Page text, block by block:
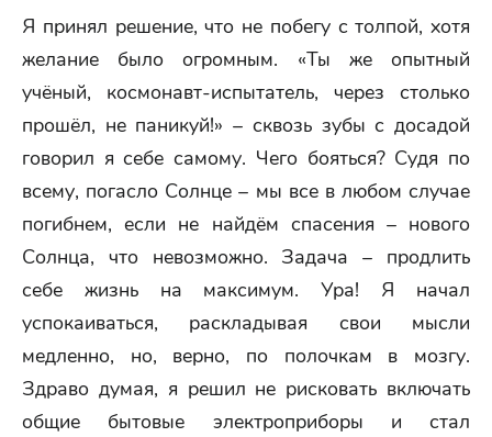
Я принял решение, что не побегу с толпой, хотя
желание было огромным. «Ты же опытный
учёный, космонавт-испытатель, через столько
прошёл, не паникуй!» – сквозь зубы с досадой
говорил я себе самому. Чего бояться? Судя по
всему, погасло Солнце – мы все в любом случае
погибнем, если не найдём спасения – нового
Солнца, что невозможно. Задача – продлить
себе жизнь на максимум. Ура! Я начал
успокаиваться, раскладывая свои мысли
медленно, но, верно, по полочкам в мозгу.
Здраво думая, я решил не рисковать включать
общие бытовые электроприборы и стал